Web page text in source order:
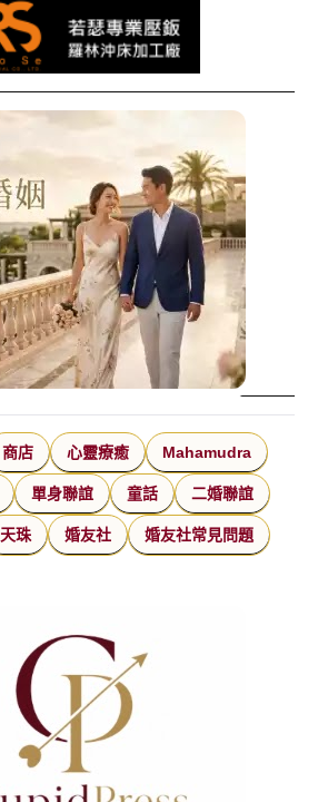
商店 心靈療癒 Mahamudra
單身聯誼 童話 二婚聯誼
天珠 婚友社 婚友社常見問題